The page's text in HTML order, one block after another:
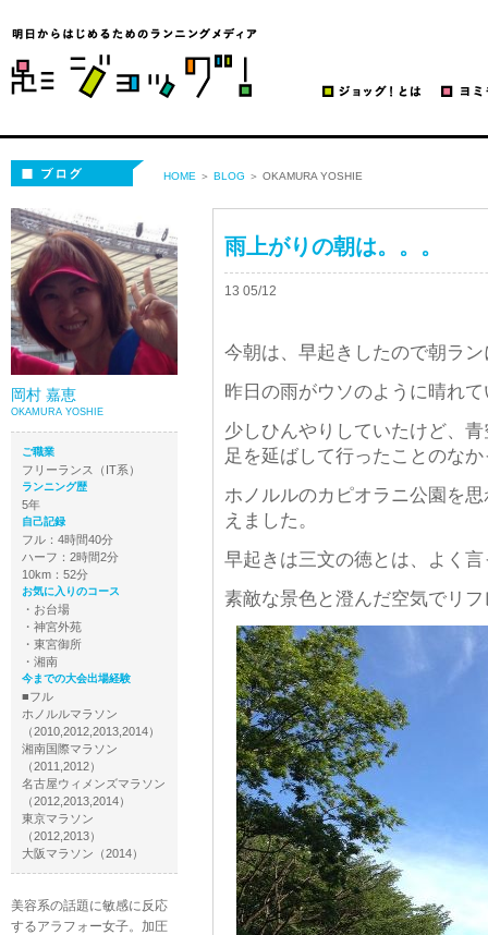
HOME ＞ BLOG ＞ OKAMURA YOSHIE
岡村 嘉恵
OKAMURA YOSHIE
ご職業
フリーランス（IT系）
ランニング歴
5年
自己記録
フル：4時間40分
ハーフ：2時間2分
10km：52分
お気に入りのコース
・お台場
・神宮外苑
・東宮御所
・湘南
今までの大会出場経験
■フル
ホノルルマラソン
（2010,2012,2013,2014）
湘南国際マラソン
（2011,2012）
名古屋ウィメンズマラソン
（2012,2013,2014）
東京マラソン
（2012,2013）
大阪マラソン（2014）
美容系の話題に敏感に反応
するアラフォー女子。加圧
雨上がりの朝は。。。
13 05/12
今朝は、早起きしたので朝ラ
昨日の雨がウソのように晴れ
少しひんやりしていたけど、
足を延ばして行ったことのな
ホノルルのカピオラニ公園を
えました。
早起きは三文の徳とは、よく
素敵な景色と澄んだ空気でリ